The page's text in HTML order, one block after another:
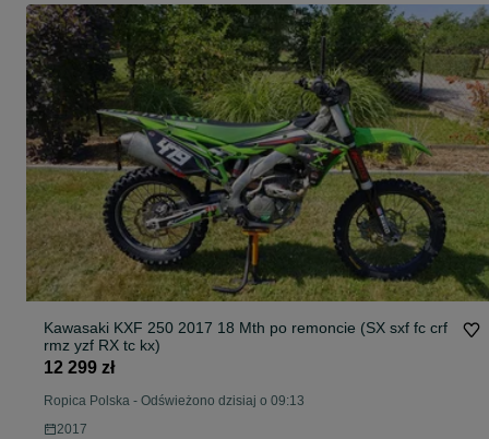
Kawasaki KXF 250 2017 18 Mth po remoncie (SX sxf fc crf
rmz yzf RX tc kx)
12 299 zł
Ropica Polska - Odświeżono dzisiaj o 09:13
2017